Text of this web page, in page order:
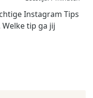
Instagram Tips
tip ga jij